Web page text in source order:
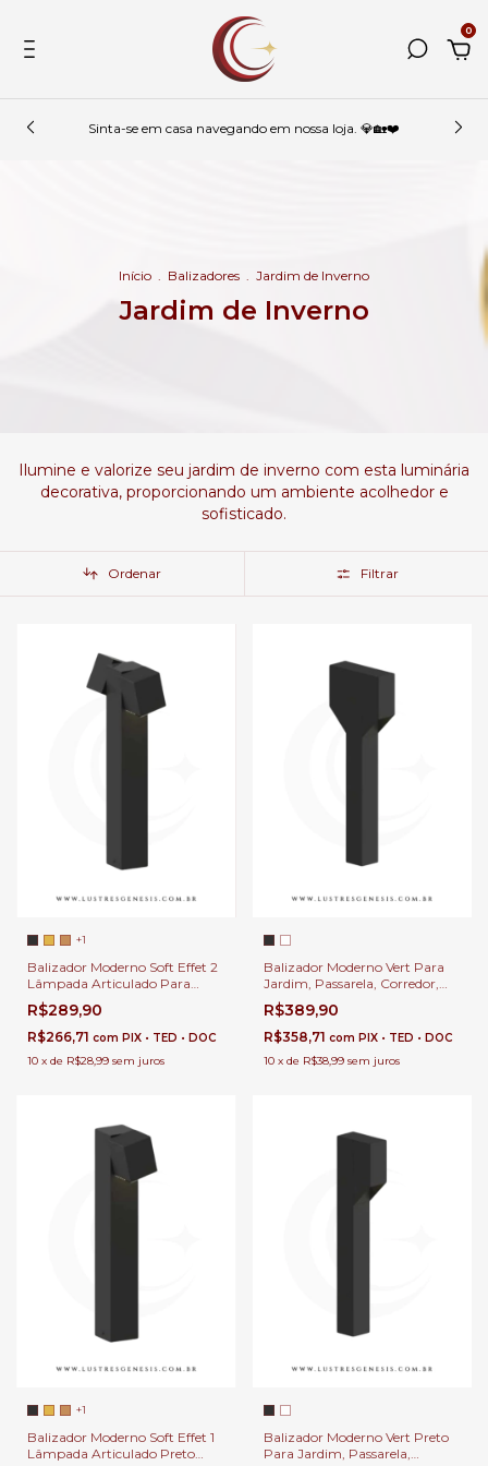
0
Sinta-se em casa navegando em nossa loja. 💎🏡❤️
Início . Balizadores . Jardim de Inverno
Jardim de Inverno
Ilumine e valorize seu jardim de inverno com esta luminária
decorativa, proporcionando um ambiente acolhedor e
sofisticado.
Ordenar Filtrar
+1
Balizador Moderno Soft Effet 2
Lâmpada Articulado Para
Jardim, Passarela, Corredor,
Escada e Área Externa
R$289,90
R$266,71 com PIX • TED • DOC
10 x de R$28,99 sem juros
Balizador Moderno Vert Para
Jardim, Passarela, Corredor,
Escada e Área Externa
R$389,90
R$358,71 com PIX • TED • DOC
10 x de R$38,99 sem juros
+1
Balizador Moderno Soft Effet 1
Lâmpada Articulado Preto
Balizador Moderno Vert Preto
Para Jardim, Passarela,